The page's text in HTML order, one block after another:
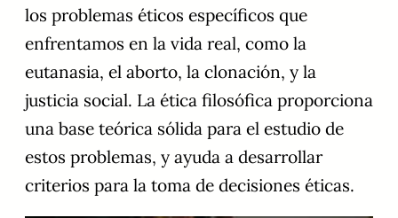
los problemas éticos específicos que
enfrentamos en la vida real, como la
eutanasia, el aborto, la clonación, y la
justicia social. La ética filosófica proporciona
una base teórica sólida para el estudio de
estos problemas, y ayuda a desarrollar
criterios para la toma de decisiones éticas.